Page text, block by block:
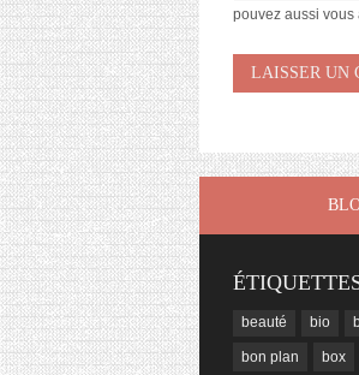
pouvez aussi vous
beauté bio
bon plan box